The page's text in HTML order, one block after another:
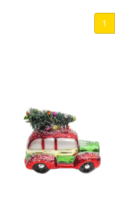
1